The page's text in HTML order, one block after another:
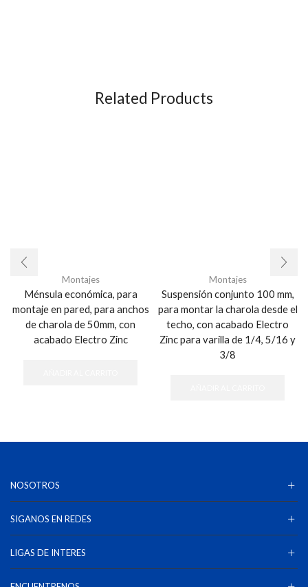
Related Products
Montajes
Ménsula económica, para
montaje en pared, para anchos
de charola de 50mm, con
acabado Electro Zinc
Montajes
Suspensión conjunto 100 mm,
para montar la charola desde el
techo, con acabado Electro
Zinc para varilla de 1/4, 5/16 y
3/8
NOSOTROS
SIGANOS EN REDES
LIGAS DE INTERES